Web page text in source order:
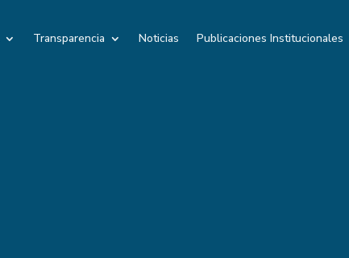
Transparencia Noticias Publicaciones Institucionales